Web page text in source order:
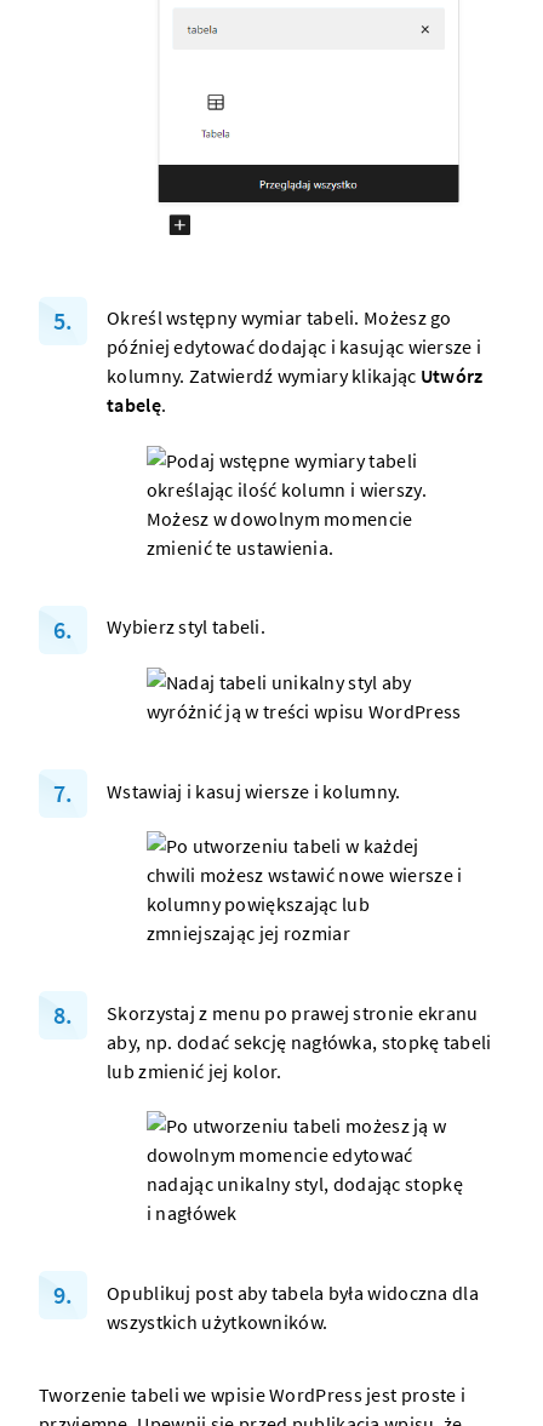
Określ wstępny wymiar tabeli. Możesz go
później edytować dodając i kasując wiersze i
kolumny. Zatwierdź wymiary klikając Utwórz
tabelę.
Wybierz styl tabeli.
Wstawiaj i kasuj wiersze i kolumny.
Skorzystaj z menu po prawej stronie ekranu
aby, np. dodać sekcję nagłówka, stopkę tabeli
lub zmienić jej kolor.
Opublikuj post aby tabela była widoczna dla
wszystkich użytkowników.
Tworzenie tabeli we wpisieWordPressjest proste i